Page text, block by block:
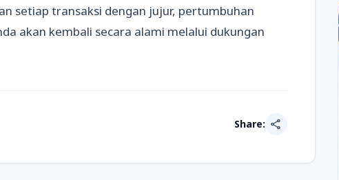
setiap transaksi dengan jujur, pertumbuhan
akan kembali secara alami melalui dukungan
Share: share